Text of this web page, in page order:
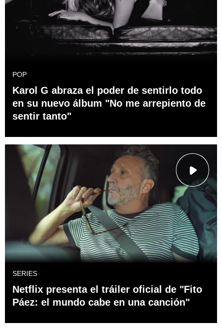
POP
Karol G abraza el poder de sentirlo todo
en su nuevo álbum "No me arrepiento de
sentir tanto"
SERIES
Netflix presenta el tráiler oficial de "Fito
Páez: el mundo cabe en una canción"